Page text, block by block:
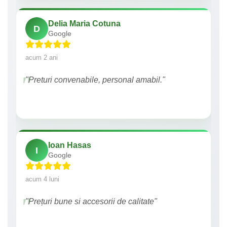
D
Delia Maria Cotuna
Google
acum 2 ani
"Preturi convenabile, personal amabil."
I
Ioan Hasas
Google
acum 4 luni
"Prețuri bune si accesorii de calitate"